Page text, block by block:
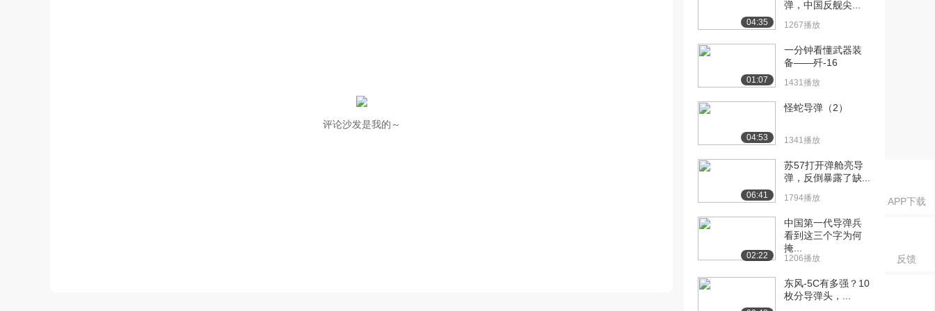
APP下载
反馈
评论沙发是我的～
04:35
弹，中国反舰尖...
1267播放
01:07
一分钟看懂武器装
备——歼-16
1431播放
04:53
怪蛇导弹（2）
1341播放
06:41
苏57打开弹舱亮导
弹，反倒暴露了缺...
1794播放
02:22
中国第一代导弹兵
看到这三个字为何
掩...
1206播放
东风-5C有多强？10
枚分导弹头，...